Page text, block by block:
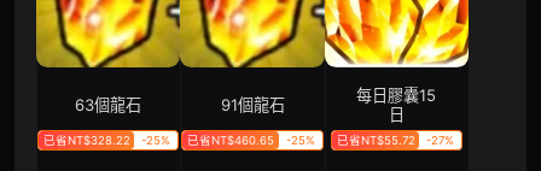
63個龍石
已省NT$328.22 -25%
91個龍石
已省NT$460.65 -25%
每日膠囊15
日
已省NT$55.72 -27%